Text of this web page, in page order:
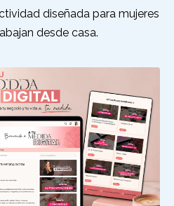
diseñada para mujeres
desde casa.